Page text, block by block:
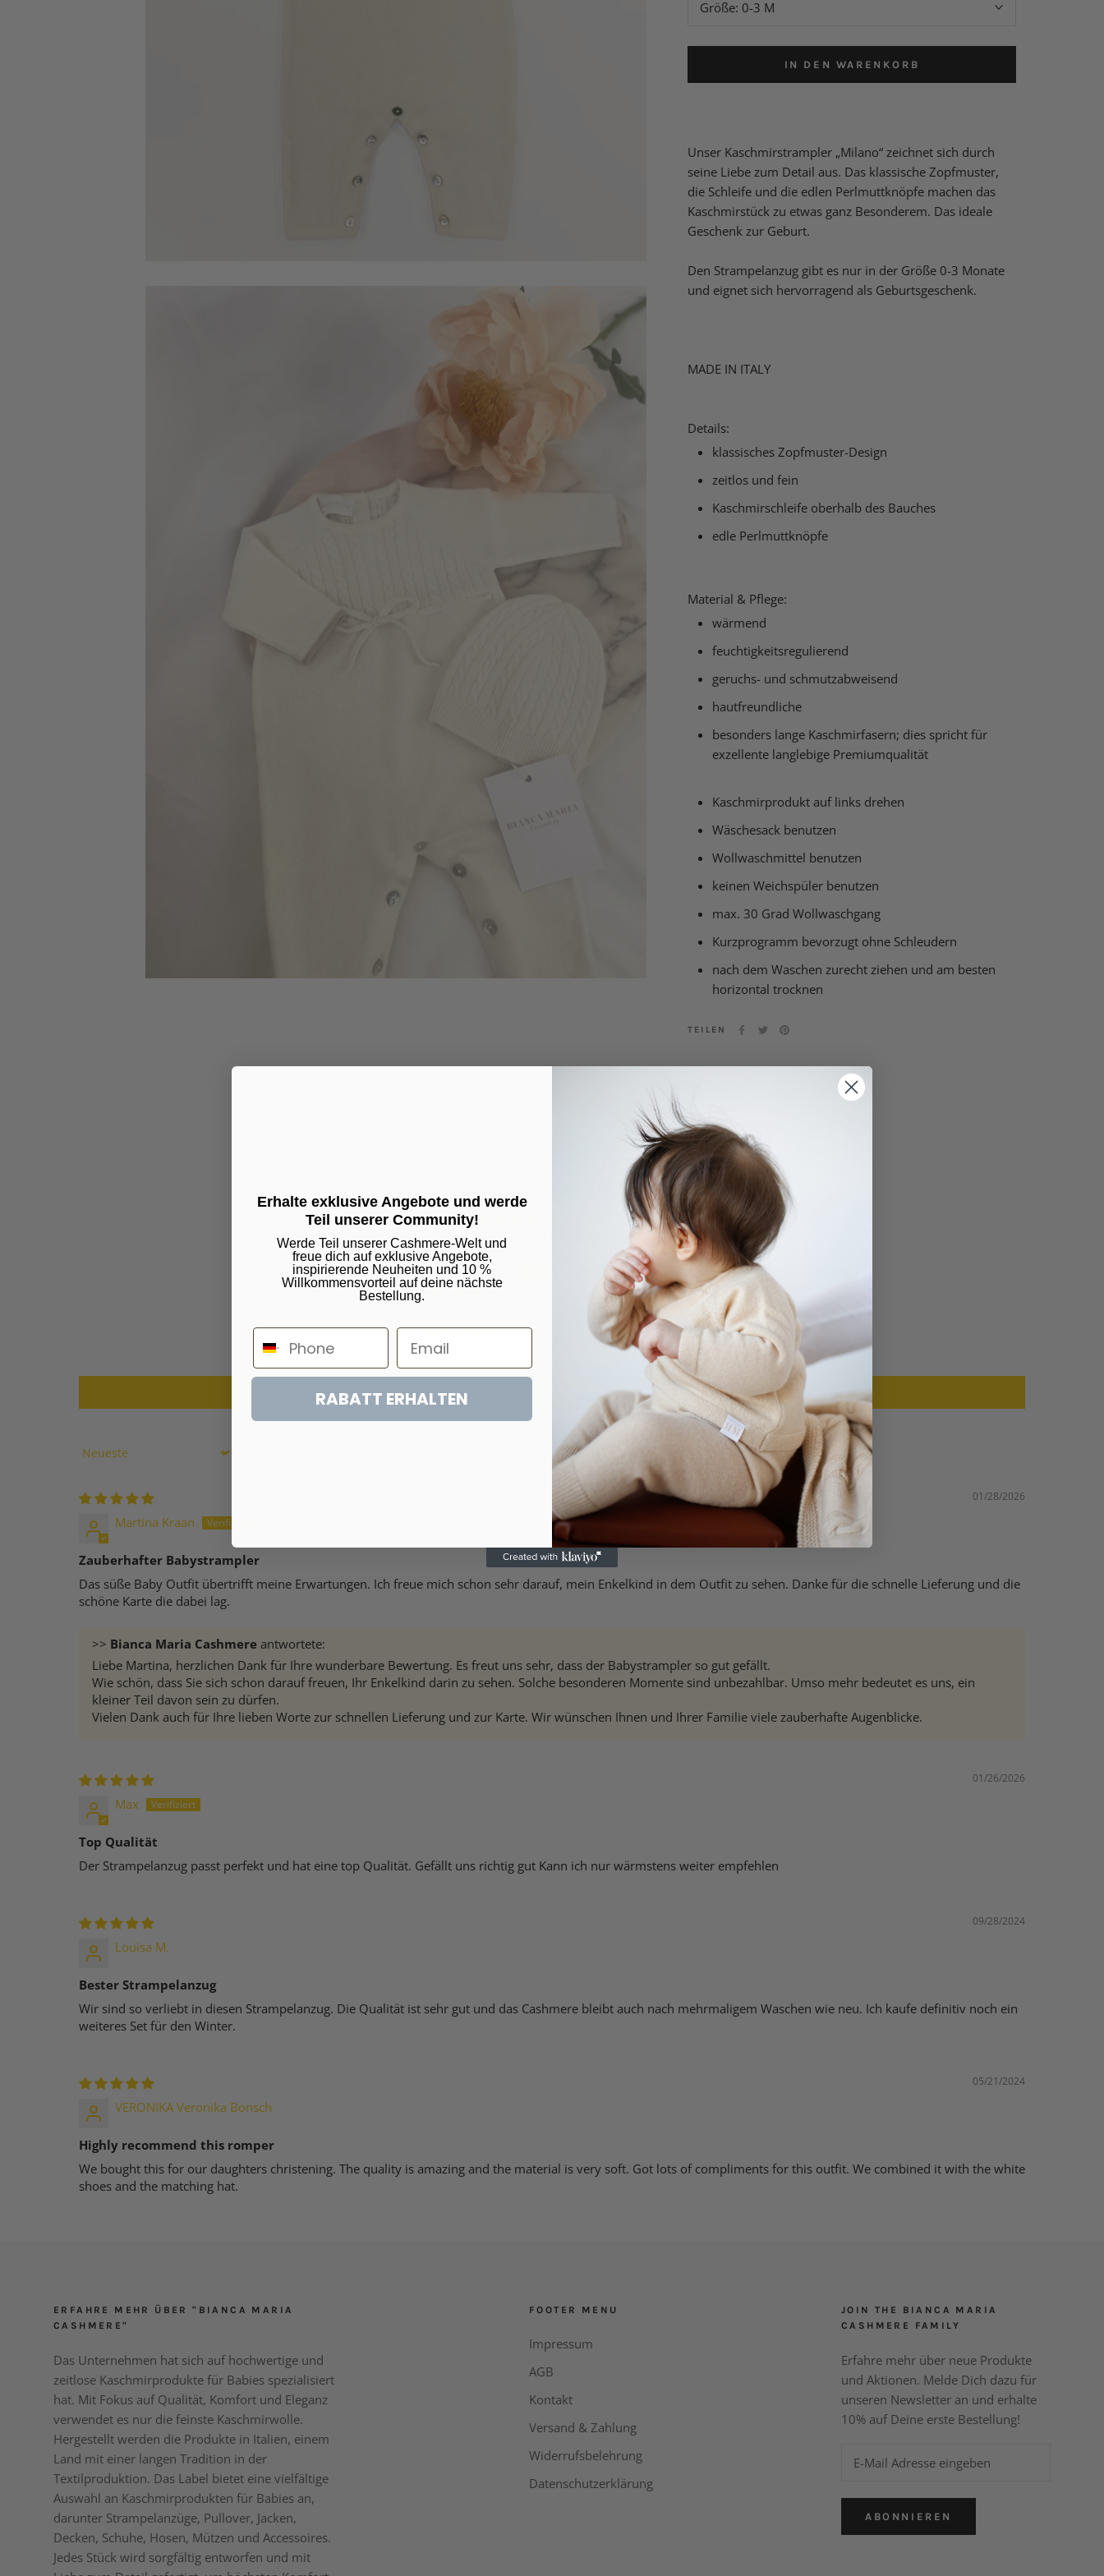
Größe: 0-3 M
IN DEN WARENKORB
Unser Kaschmirstrampler „Milano“ zeichnet sich durch
seine Liebe zum Detail aus. Das klassische Zopfmuster,
die Schleife und die edlen Perlmuttknöpfe machen das
Kaschmirstück zu etwas ganz Besonderem. Das ideale
Geschenk zur Geburt.
Den Strampelanzug gibt es nur in der Größe 0-3 Monate
und eignet sich hervorragend als Geburtsgeschenk.
MADE IN ITALY
Details:
klassisches Zopfmuster-Design
zeitlos und fein
Kaschmirschleife oberhalb des Bauches
edle Perlmuttknöpfe
Material & Pflege:
wärmend
feuchtigkeitsregulierend
geruchs- und schmutzabweisend
hautfreundliche
besonders lange Kaschmirfasern; dies spricht für
exzellente langlebige Premiumqualität
Kaschmirprodukt auf links drehen
Wäschesack benutzen
Wollwaschmittel benutzen
keinen Weichspüler benutzen
max. 30 Grad Wollwaschgang
Kurzprogramm bevorzugt ohne Schleudern
nach dem Waschen zurecht ziehen und am besten
horizontal trocknen
TEILEN
Kundenbewertungen
Basierend auf 4 Bewertungen
4
0
0
0
Bewertung schreiben
Sort by
01/28/2026
Martina Kraan
Zauberhafter Babystrampler
Das süße Baby Outfit übertrifft meine Erwartungen. Ich freue mich schon sehr darauf, mein Enkelkind in dem Outfit zu sehen. Danke für die schnelle Lieferung und die
schöne Karte die dabei lag.
>> Bianca Maria Cashmere antwortete:
Liebe Martina, herzlichen Dank für Ihre wunderbare Bewertung. Es freut uns sehr, dass der Babystrampler so gut gefällt.
Wie schön, dass Sie sich schon darauf freuen, Ihr Enkelkind darin zu sehen. Solche besonderen Momente sind unbezahlbar. Umso mehr bedeutet es uns, ein
kleiner Teil davon sein zu dürfen.
Vielen Dank auch für Ihre lieben Worte zur schnellen Lieferung und zur Karte. Wir wünschen Ihnen und Ihrer Familie viele zauberhafte Augenblicke.
01/26/2026
Max
Top Qualität
Der Strampelanzug passt perfekt und hat eine top Qualität. Gefällt uns richtig gut Kann ich nur wärmstens weiter empfehlen
09/28/2024
Louisa M.
Bester Strampelanzug
Wir sind so verliebt in diesen Strampelanzug. Die Qualität ist sehr gut und das Cashmere bleibt auch nach mehrmaligem Waschen wie neu. Ich kaufe definitiv noch ein
weiteres Set für den Winter.
05/21/2024
VERONIKA Veronika Bonsch
Highly recommend this romper
We bought this for our daughters christening. The quality is amazing and the material is very soft. Got lots of compliments for this outfit. We combined it with the white
shoes and the matching hat.
ERFAHRE MEHR ÜBER "BIANCA MARIA
CASHMERE"
Das Unternehmen hat sich auf hochwertige und
zeitlose Kaschmirprodukte für Babies spezialisiert
hat. Mit Fokus auf Qualität, Komfort und Eleganz
verwendet es nur die feinste Kaschmirwolle.
Hergestellt werden die Produkte in Italien, einem
Land mit einer langen Tradition in der
Textilproduktion. Das Label bietet eine vielfältige
Auswahl an Kaschmirprodukten für Babies an,
darunter Strampelanzüge, Pullover, Jacken,
Decken, Schuhe, Hosen, Mützen und Accessoires.
Jedes Stück wird sorgfältig entworfen und mit
FOOTER MENU
Impressum
AGB
Kontakt
Versand & Zahlung
Widerrufsbelehrung
Datenschutzerklärung
JOIN THE BIANCA MARIA
CASHMERE FAMILY
Erfahre mehr über neue Produkte
und Aktionen. Melde Dich dazu für
unseren Newsletter an und erhalte
10% auf Deine erste Bestellung!
ABONNIEREN
Erhalte exklusive Angebote und werde
Teil unserer Community!
Werde Teil unserer Cashmere-Welt und
freue dich auf exklusive Angebote,
inspirierende Neuheiten und 10 %
Willkommensvorteil auf deine nächste
Bestellung.
RABATT ERHALTEN